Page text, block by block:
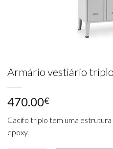
Armário vestiário triplo
470.00€
Cacifo triplo tem uma
epoxy.